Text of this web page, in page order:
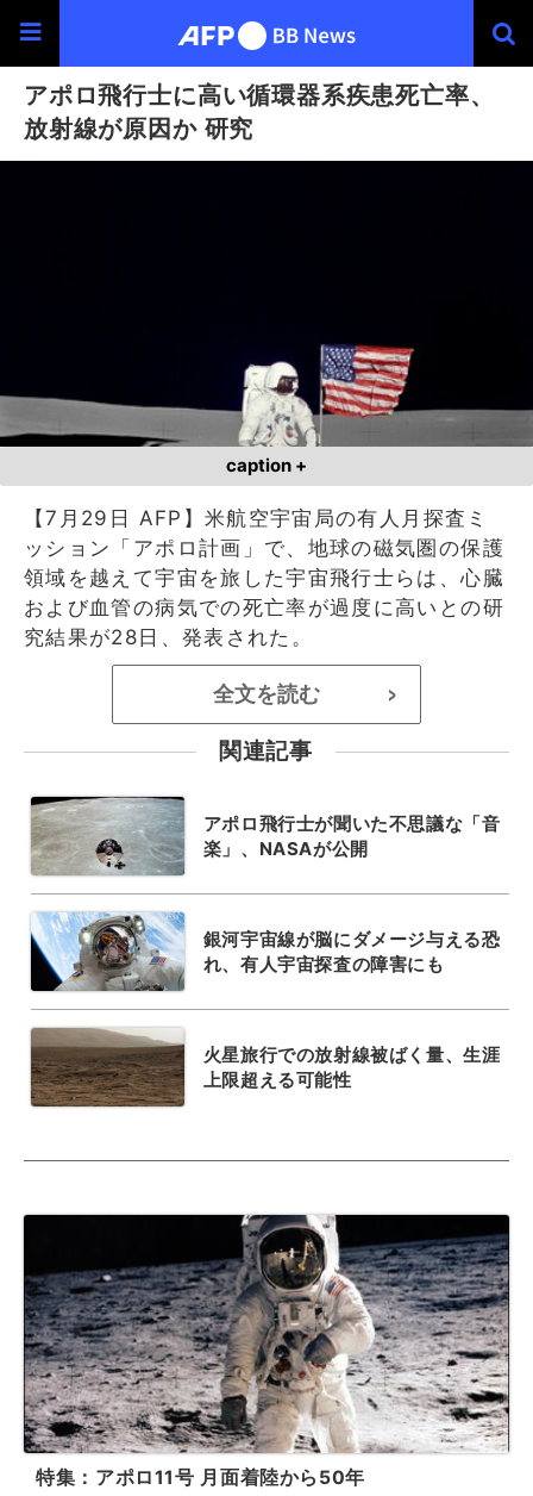
アポロ飛行士に高い循環器系疾患死亡率、
放射線が原因か 研究
caption +
【7月29日 AFP】米航空宇宙局の有人月探査ミ
ッション「アポロ計画」で、地球の磁気圏の保護
領域を越えて宇宙を旅した宇宙飛行士らは、心臓
および血管の病気での死亡率が過度に高いとの研
究結果が28日、発表された。
全文を読む >
関連記事
アポロ飛行士が聞いた不思議な「音
楽」、NASAが公開
銀河宇宙線が脳にダメージ与える恐
れ、有人宇宙探査の障害にも
火星旅行での放射線被ばく量、生涯
上限超える可能性
特集：アポロ11号 月面着陸から50年